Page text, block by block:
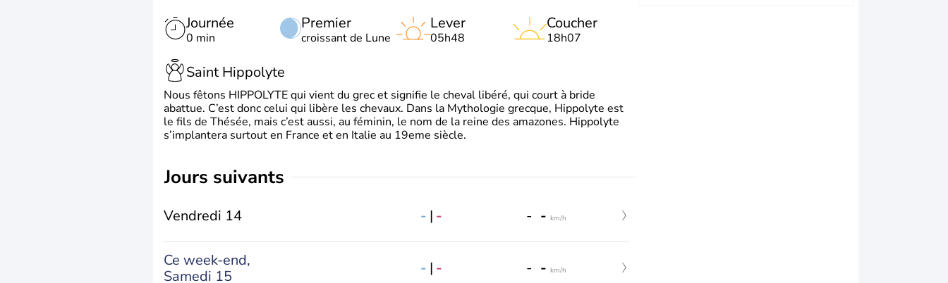
Journée
0 min
Premier
croissant de Lune
Lever
05h48
Coucher
18h07
Saint Hippolyte
Nous fêtons HIPPOLYTE qui vient du grec et signifie le cheval libéré, qui court à bride
abattue. C’est donc celui qui libère les chevaux. Dans la Mythologie grecque, Hippolyte est
le fils de Thésée, mais c’est aussi, au féminin, le nom de la reine des amazones. Hippolyte
s’implantera surtout en France et en Italie au 19eme siècle.
jours suivants
Vendredi 14 - | - - - km/h
Ce week-end,
Samedi 15
- | - - - km/h